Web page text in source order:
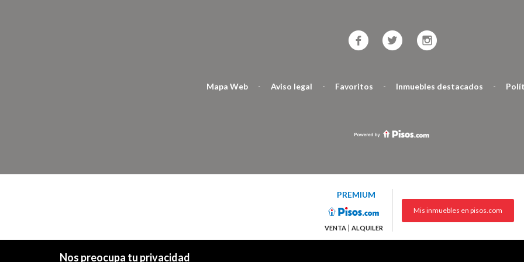
Nos preocupa tu privacidad
Mapa Web - Aviso legal - Favoritos - Inmuebles destacados -
PREMIUM
VENTA ALQUILER
Mis inmuebles en pisos.com